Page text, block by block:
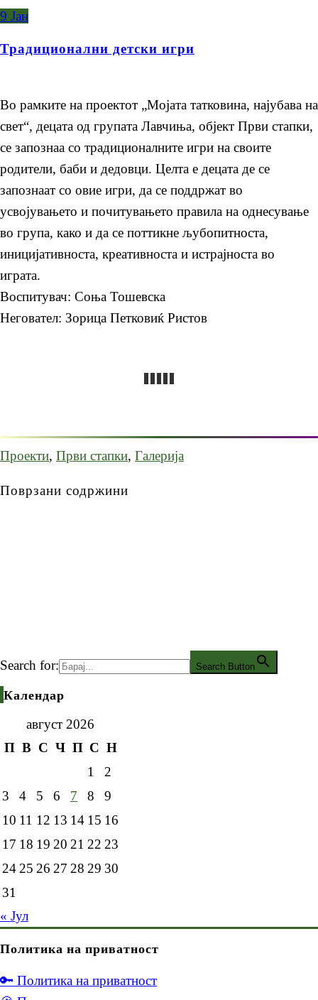
9 Јан
Традиционални детски игри
Во рамките на проектот „Мојата татковина, најубава на
свет“, децата од групата Лавчиња, објект Први стапки,
се запознаа со традиционалните игри на своите
родители, баби и дедовци. Целта е децата де се
запознаат со овие игри, да се поддржат во
усвојувањето и почитувањето правила на однесување
во група, како и да се поттикне љубопитноста,
иницијативноста, креативноста и истрајноста во
играта.
Воспитувач: Соња Тошевска
Неговател: Зорица Петковиќ Ристов
Проекти, Први стапки, Галерија
Поврзани содржини
Search for: Search Button
Календар
август 2026
П В С Ч П С Н
1
2
3
4 5 6 7 8
9
10 11 12 13 14 15 16
17 18 19 20 21 22 23
24 25 26 27 28 29 30
31
« Јул
Политика на приватност
🔑 Политика на приватност